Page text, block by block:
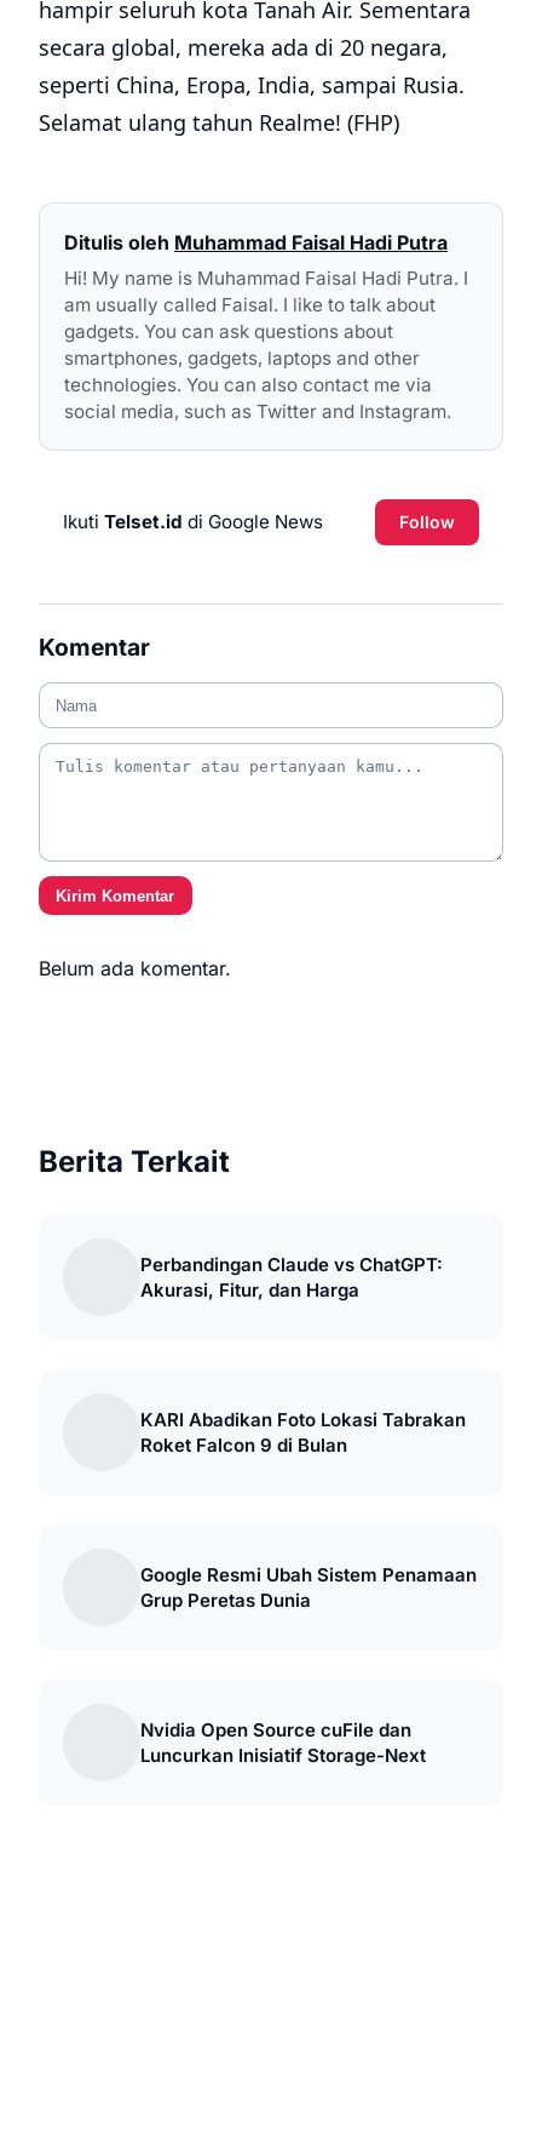
hampir seluruh kota Tanah Air. Sementara
secara global, mereka ada di 20 negara,
seperti China, Eropa, India, sampai Rusia.
Selamat ulang tahun Realme! (FHP)
Ditulis oleh Muhammad Faisal Hadi Putra
Hi! My name is Muhammad Faisal Hadi Putra. I
am usually called Faisal. I like to talk about
gadgets. You can ask questions about
smartphones, gadgets, laptops and other
technologies. You can also contact me via
social media, such as Twitter and Instagram.
Ikuti Telset.id di Google News Follow
Komentar
Kirim Komentar
Belum ada komentar.
Berita Terkait
Perbandingan Claude vs ChatGPT:
Akurasi, Fitur, dan Harga
KARI Abadikan Foto Lokasi Tabrakan
Roket Falcon 9 di Bulan
Google Resmi Ubah Sistem Penamaan
Grup Peretas Dunia
Nvidia Open Source cuFile dan
Luncurkan Inisiatif Storage-Next